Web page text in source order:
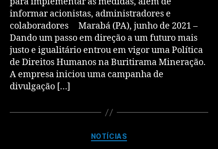
informar acionistas, administradores e
colaboradores Marabá (PA), junho de 2021 –
Dando um passo em direção a um futuro mais
justo e igualitário entrou em vigor uma Política
de Direitos Humanos na Buritirama Mineração.
A empresa iniciou uma campanha de
divulgação […]
NOTÍCIAS